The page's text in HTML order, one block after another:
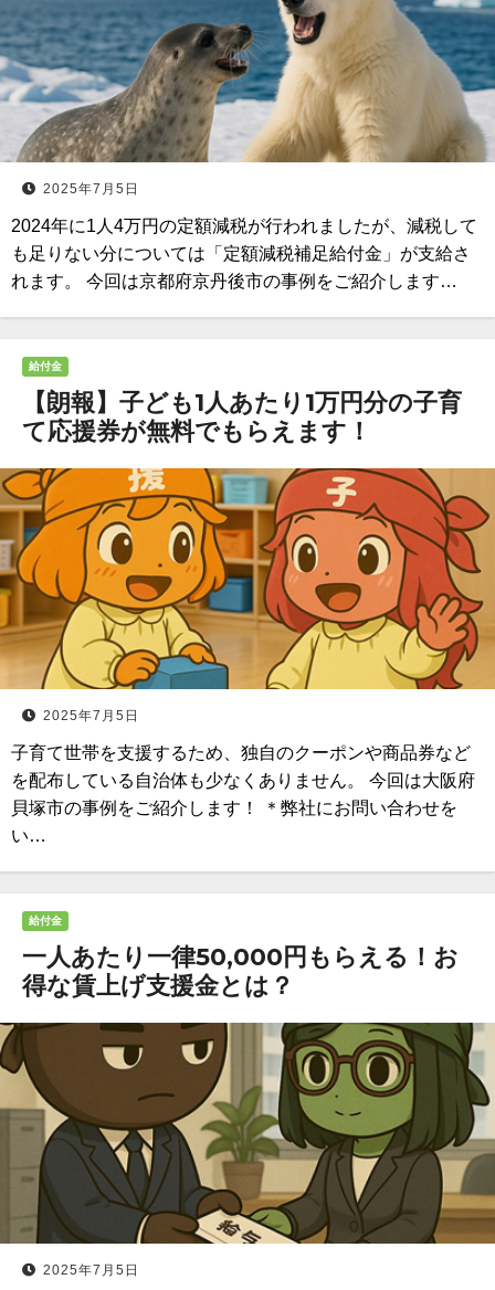
2025年7月5日
2024年に1人4万円の定額減税が行われましたが、減税して
も足りない分については「定額減税補足給付金」が支給さ
れます。 今回は京都府京丹後市の事例をご紹介します…
給付金
【朗報】子ども1人あたり1万円分の子育
て応援券が無料でもらえます！
2025年7月5日
子育て世帯を支援するため、独自のクーポンや商品券など
を配布している自治体も少なくありません。 今回は大阪府
貝塚市の事例をご紹介します！ ＊弊社にお問い合わせを
い…
給付金
一人あたり一律50,000円もらえる！お
得な賃上げ支援金とは？
2025年7月5日